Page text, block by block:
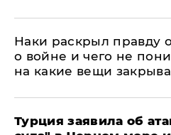
Наки раскрыл правду
о войне и чего не
на какие вещи
Турция заявила об